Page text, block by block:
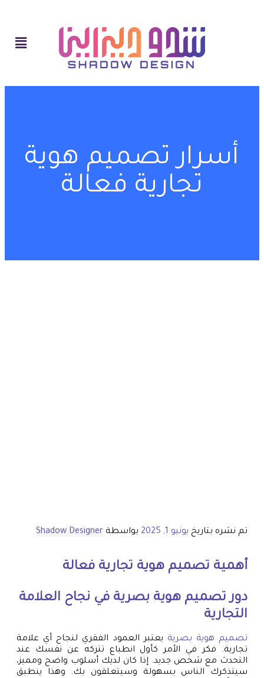
أسرار تصميم هوية
تجارية فعالة
تم نشره بتاريخ يونيو 1, 2025 بواسطة Shadow Designer
أهمية تصميم هوية تجارية فعالة
دور تصميم هوية بصرية في نجاح العلامة
التجارية
تصميم هوية بصرية يعتبر العمود الفقري لنجاح أي علامة
تجارية. فكر في الأمر كأول انطباع تتركه عن نفسك عند
التحدث مع شخص جديد. إذا كان لديك أسلوب واضح ومميز،
سيتذكرك الناس بسهولة وسيتعلقون بك. وهذا ينطبق